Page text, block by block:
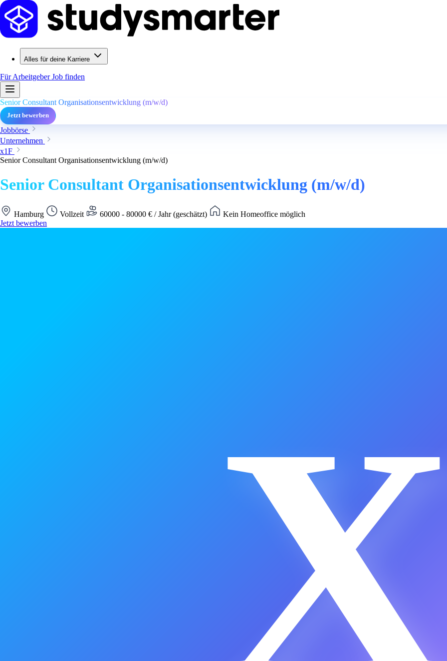
Alles für deine Karriere
Für ArbeitgeberJob finden
Senior Consultant Organisationsentwicklung (m/w/d)
Jetzt bewerben
Jobbörse
Unternehmen
x1F
Senior Consultant Organisationsentwicklung (m/w/d)
Senior Consultant Organisationsentwicklung (m/w/d)
Hamburg Vollzeit 60000 - 80000 € / Jahr (geschätzt)
Kein Homeoffice möglich
Jetzt bewerben